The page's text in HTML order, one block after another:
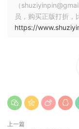
Easily turn your
Make your brilliant
Speed up sonq
Cross-platform
Next is available on
（
员，购买正版打折，
https://
上一篇